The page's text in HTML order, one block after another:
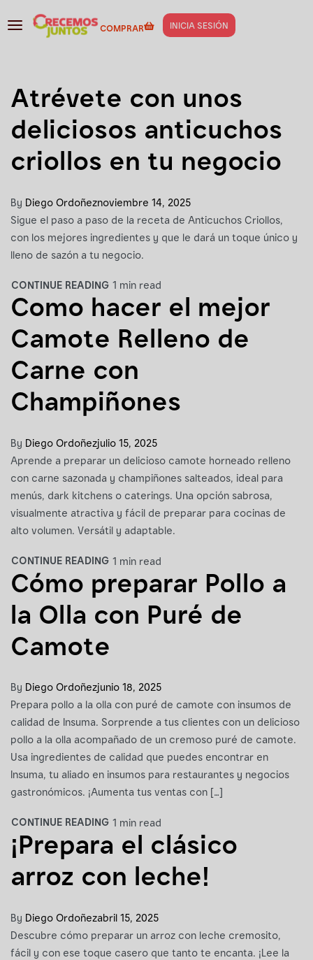
COMPRAR INICIA SESIÓN
Utensilio:Cuchillo
Atrévete con unos
deliciosos anticuchos
criollos en tu negocio
By Diego Ordoñeznoviembre 14, 2025
Sigue el paso a paso de la receta de Anticuchos Criollos,
con los mejores ingredientes y que le dará un toque único y
lleno de sazón a tu negocio.
CONTINUE READING 1 min read
Como hacer el mejor
Camote Relleno de
Carne con
Champiñones
By Diego Ordoñezjulio 15, 2025
Aprende a preparar un delicioso camote horneado relleno
con carne sazonada y champiñones salteados, ideal para
menús, dark kitchens o caterings. Una opción sabrosa,
visualmente atractiva y fácil de preparar para cocinas de
alto volumen. Versátil y adaptable.
CONTINUE READING 1 min read
Cómo preparar Pollo a
la Olla con Puré de
Camote
By Diego Ordoñezjunio 18, 2025
Prepara pollo a la olla con puré de camote con insumos de
calidad de Insuma. Sorprende a tus clientes con un delicioso
pollo a la olla acompañado de un cremoso puré de camote.
Usa ingredientes de calidad que puedes encontrar en
Insuma, tu aliado en insumos para restaurantes y negocios
gastronómicos. ¡Aumenta tus ventas con […]
CONTINUE READING 1 min read
¡Prepara el clásico
arroz con leche!
By Diego Ordoñezabril 15, 2025
Descubre cómo preparar un arroz con leche cremosito,
fácil y con ese toque casero que tanto te encanta. ¡Lee la